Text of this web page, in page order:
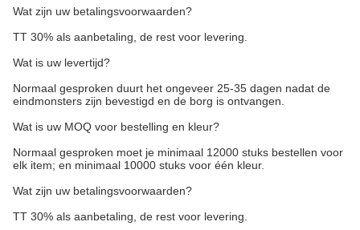
Wat zijn uw betalingsvoorwaarden?
TT 30% als aanbetaling, de rest voor levering.
Wat is uw levertijd?
Normaal gesproken duurt het ongeveer 25-35 dagen nadat de
eindmonsters zijn bevestigd en de borg is ontvangen.
Wat is uw MOQ voor bestelling en kleur?
Normaal gesproken moet je minimaal 12000 stuks bestellen voor
elk item; en minimaal 10000 stuks voor één kleur.
Wat zijn uw betalingsvoorwaarden?
TT 30% als aanbetaling, de rest voor levering.